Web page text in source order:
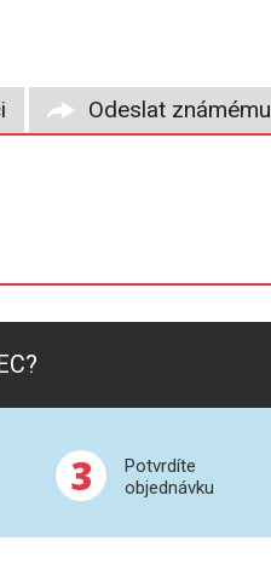
Odeslat známému
3
Potvrdíte
objednávku